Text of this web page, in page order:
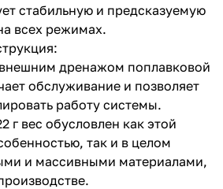
стабильную и предсказуемую
всех режимах.
дренажом поплавковой
обслуживание и позволяет
работу системы.
г вес обусловлен как этой
так и в целом
и массивными материалами,